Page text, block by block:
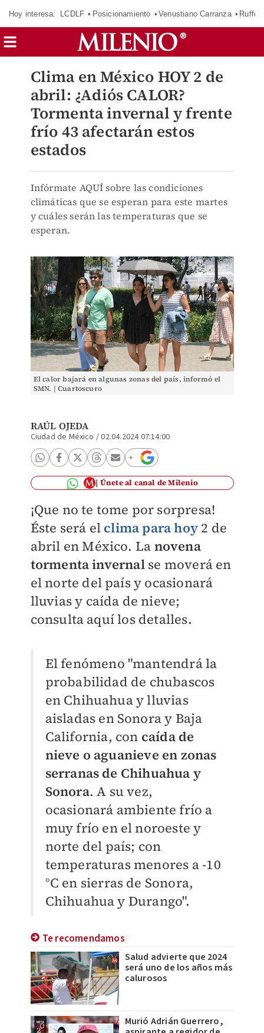
Hoy interesa: LCDLF Posicionamiento Venustiano Carranza Ruffo
Clima en México HOY 2 de
abril: ¿Adiós CALOR?
Tormenta invernal y frente
frío 43 afectarán estos
estados
Infórmate AQUÍ sobre las condiciones
climáticas que se esperan para este martes
y cuáles serán las temperaturas que se
esperan.
El calor bajará en algunas zonas del país, informó el
SMN. | Cuartoscuro
RAÚL OJEDA
Ciudad de México /02.04.2024 07:14:00
Únete al canal de Milenio
¡Que no te tome por sorpresa!
Éste será el clima para hoy2 de
abril en México. La novena
tormenta invernalse moverá en
el norte del país y ocasionará
lluvias y caída de nieve;
consulta aquí los detalles.
El fenómeno "mantendrála
probabilidad de chubascos
en Chihuahua y lluvias
aisladas en Sonora y Baja
California, con caída de
nieve o aguanieve en zonas
serranas de Chihuahua y
Sonora. A su vez,
ocasionará ambiente frío a
muy frío en el noroeste y
norte del país; con
temperaturas menores a -10
°C en sierras de Sonora,
Chihuahua y Durango".
Te recomendamos
Salud advierte que 2024
será uno de los años más
calurosos
Murió Adrián Guerrero,